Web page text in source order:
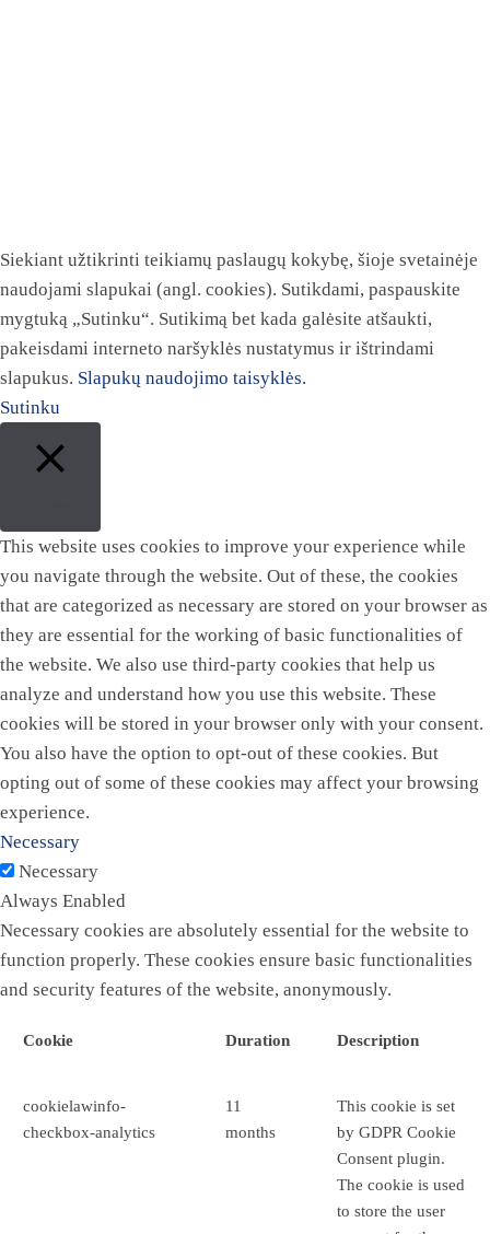
Siekiant užtikrinti teikiamų paslaugų kokybę, šioje svetainėje
naudojami slapukai (angl. cookies). Sutikdami, paspauskite
mygtuką „Sutinku“. Sutikimą bet kada galėsite atšaukti,
pakeisdami interneto naršyklės nustatymus ir ištrindami
slapukus. Slapukų naudojimo taisyklės.
Sutinku
This website uses cookies to improve your experience while
you navigate through the website. Out of these, the cookies
that are categorized as necessary are stored on your browser as
they are essential for the working of basic functionalities of
the website. We also use third-party cookies that help us
analyze and understand how you use this website. These
cookies will be stored in your browser only with your consent.
You also have the option to opt-out of these cookies. But
opting out of some of these cookies may affect your browsing
experience.
Necessary
Necessary
Always Enabled
Necessary cookies are absolutely essential for the website to
function properly. These cookies ensure basic functionalities
and security features of the website, anonymously.
Cookie Duration Description
cookielawinfo-
checkbox-analytics
11
months
This cookie is set
by GDPR Cookie
Consent plugin.
The cookie is used
to store the user